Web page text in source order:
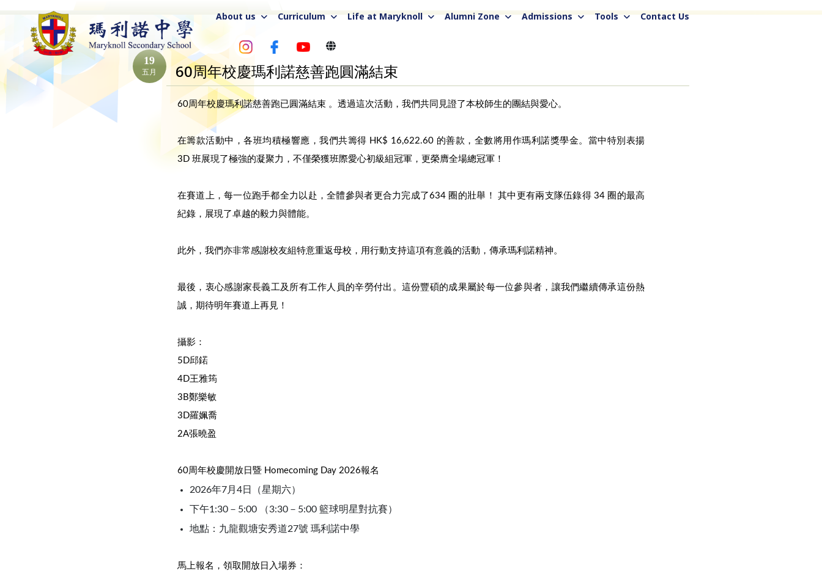
About us Curriculum Life at Maryknoll Alumni Zone Admissions Tools Contact Us
19
五月 60周年校慶瑪利諾慈善跑圓滿結束
60周年校慶瑪利諾慈善跑已圓滿結束‍ 。透過這次活動，我們共同見證了本校師生的團結與愛心。
在籌款活動中，各班均積極響應，我們共籌得 HK$ 16,622.60 的善款，全數將用作瑪利諾獎學金。當中特別表揚
3D 班展現了極強的凝聚力，不僅榮獲班際愛心初級組冠軍，更榮膺全場總冠軍！
在賽道上，每一位跑手都全力以赴，全體參與者更合力完成了634 圈的壯舉！ 其中更有兩支隊伍錄得 34 圈的最高
紀錄，展現了卓越的毅力與體能。
此外，我們亦非常感謝校友組特意重返母校，用行動支持這項有意義的活動，傳承瑪利諾精神。
最後，衷心感謝家長義工及所有工作人員的辛勞付出。這份豐碩的成果屬於每一位參與者，讓我們繼續傳承這份熱
誠，期待明年賽道上再見！
攝影：
5D邱鍩
4D王雅筠
3B鄭樂敏
3D羅姵喬
2A張曉盈
60周年校慶開放日暨 Homecoming Day 2026報名
2026年7月4日（星期六）
下午1:30－5:00 （3:30－5:00 籃球明星對抗賽）
地點：九龍觀塘安秀道27號 瑪利諾中學
馬上報名，領取開放日入場券：